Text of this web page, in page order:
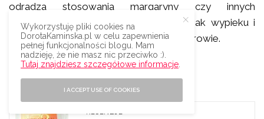
odradza stosowania margaryny czy innych
składników, które mogą pogorszyć smak wypieku i
niezbyt korzystnie wpływają na nasze zdrowie.
INFORMACJE O KSIĄŻCE
ZOBACZ TEŻ
RECENZJE
Wykorzystuję pliki cookies na
DorotaKaminska.pl w celu zapewnienia
pełnej funkcjonalności blogu. Mam
nadzieję, że nie masz nic przeciwko :).
Tutaj znajdziesz szczegółowe informacje
I ACCEPT USE OF COOKIES